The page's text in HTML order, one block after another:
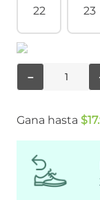
22 23
－
Gana hasta $17.